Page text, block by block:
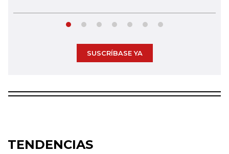
SUSCRÍBASE YA
TENDENCIAS